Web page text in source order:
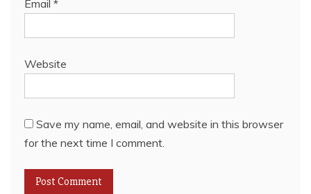
Email *
Website
Save my name, email, and website in this browser
for the next time I comment.